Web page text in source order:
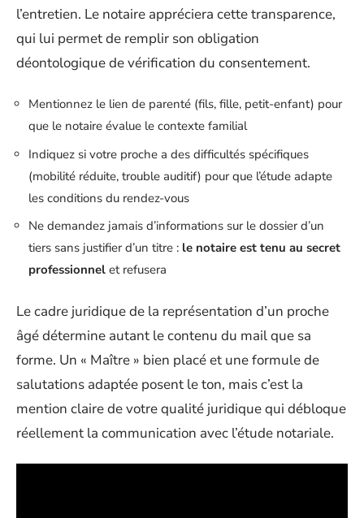
l’entretien. Le notaire appréciera cette transparence,
qui lui permet de remplir son obligation
déontologique de vérification du consentement.
Mentionnez le lien de parenté (fils, fille, petit-enfant) pour
que le notaire évalue le contexte familial
Indiquez si votre proche a des difficultés spécifiques
(mobilité réduite, trouble auditif) pour que l’étude adapte
les conditions du rendez-vous
Ne demandez jamais d’informations sur le dossier d’un
tiers sans justifier d’un titre : le notaire est tenu au secret
professionnel et refusera
Le cadre juridique de la représentation d’un proche
âgé détermine autant le contenu du mail que sa
forme. Un « Maître » bien placé et une formule de
salutations adaptée posent le ton, mais c’est la
mention claire de votre qualité juridique qui débloque
réellement la communication avec l’étude notariale.